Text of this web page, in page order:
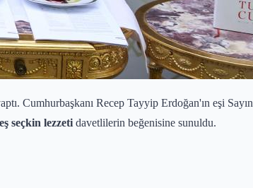
Cumhurbaşkanı Recep Tayyip Erdoğan'ın eşi Sayın
seçkin lezzeti davetlilerin beğenisine sunuldu.